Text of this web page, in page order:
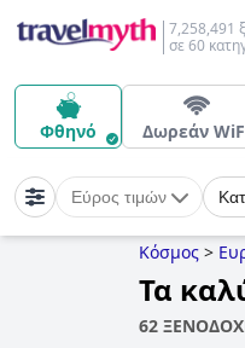
7,258,491
σε 60
Φθηνό Δωρεάν
Εύρος τιμών
Κόσμος >
Τα
62